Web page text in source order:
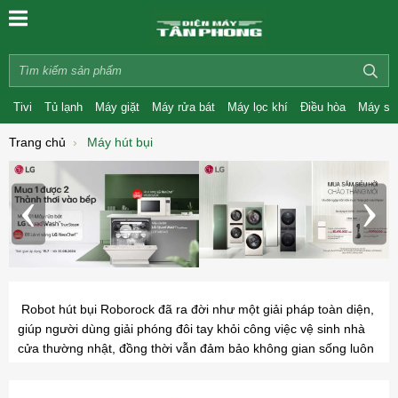
Tivi Tủ lạnh Máy giặt Máy rửa bát Máy lọc khí Điều hòa Máy
Trang chủ Máy hút bụi
‹ ›
Robot hút bụi Roborock đã ra đời như một giải pháp toàn diện,
giúp người dùng giải phóng đôi tay khỏi công việc vệ sinh nhà
cửa thường nhật, đồng thời vẫn đảm bảo không gian sống luôn